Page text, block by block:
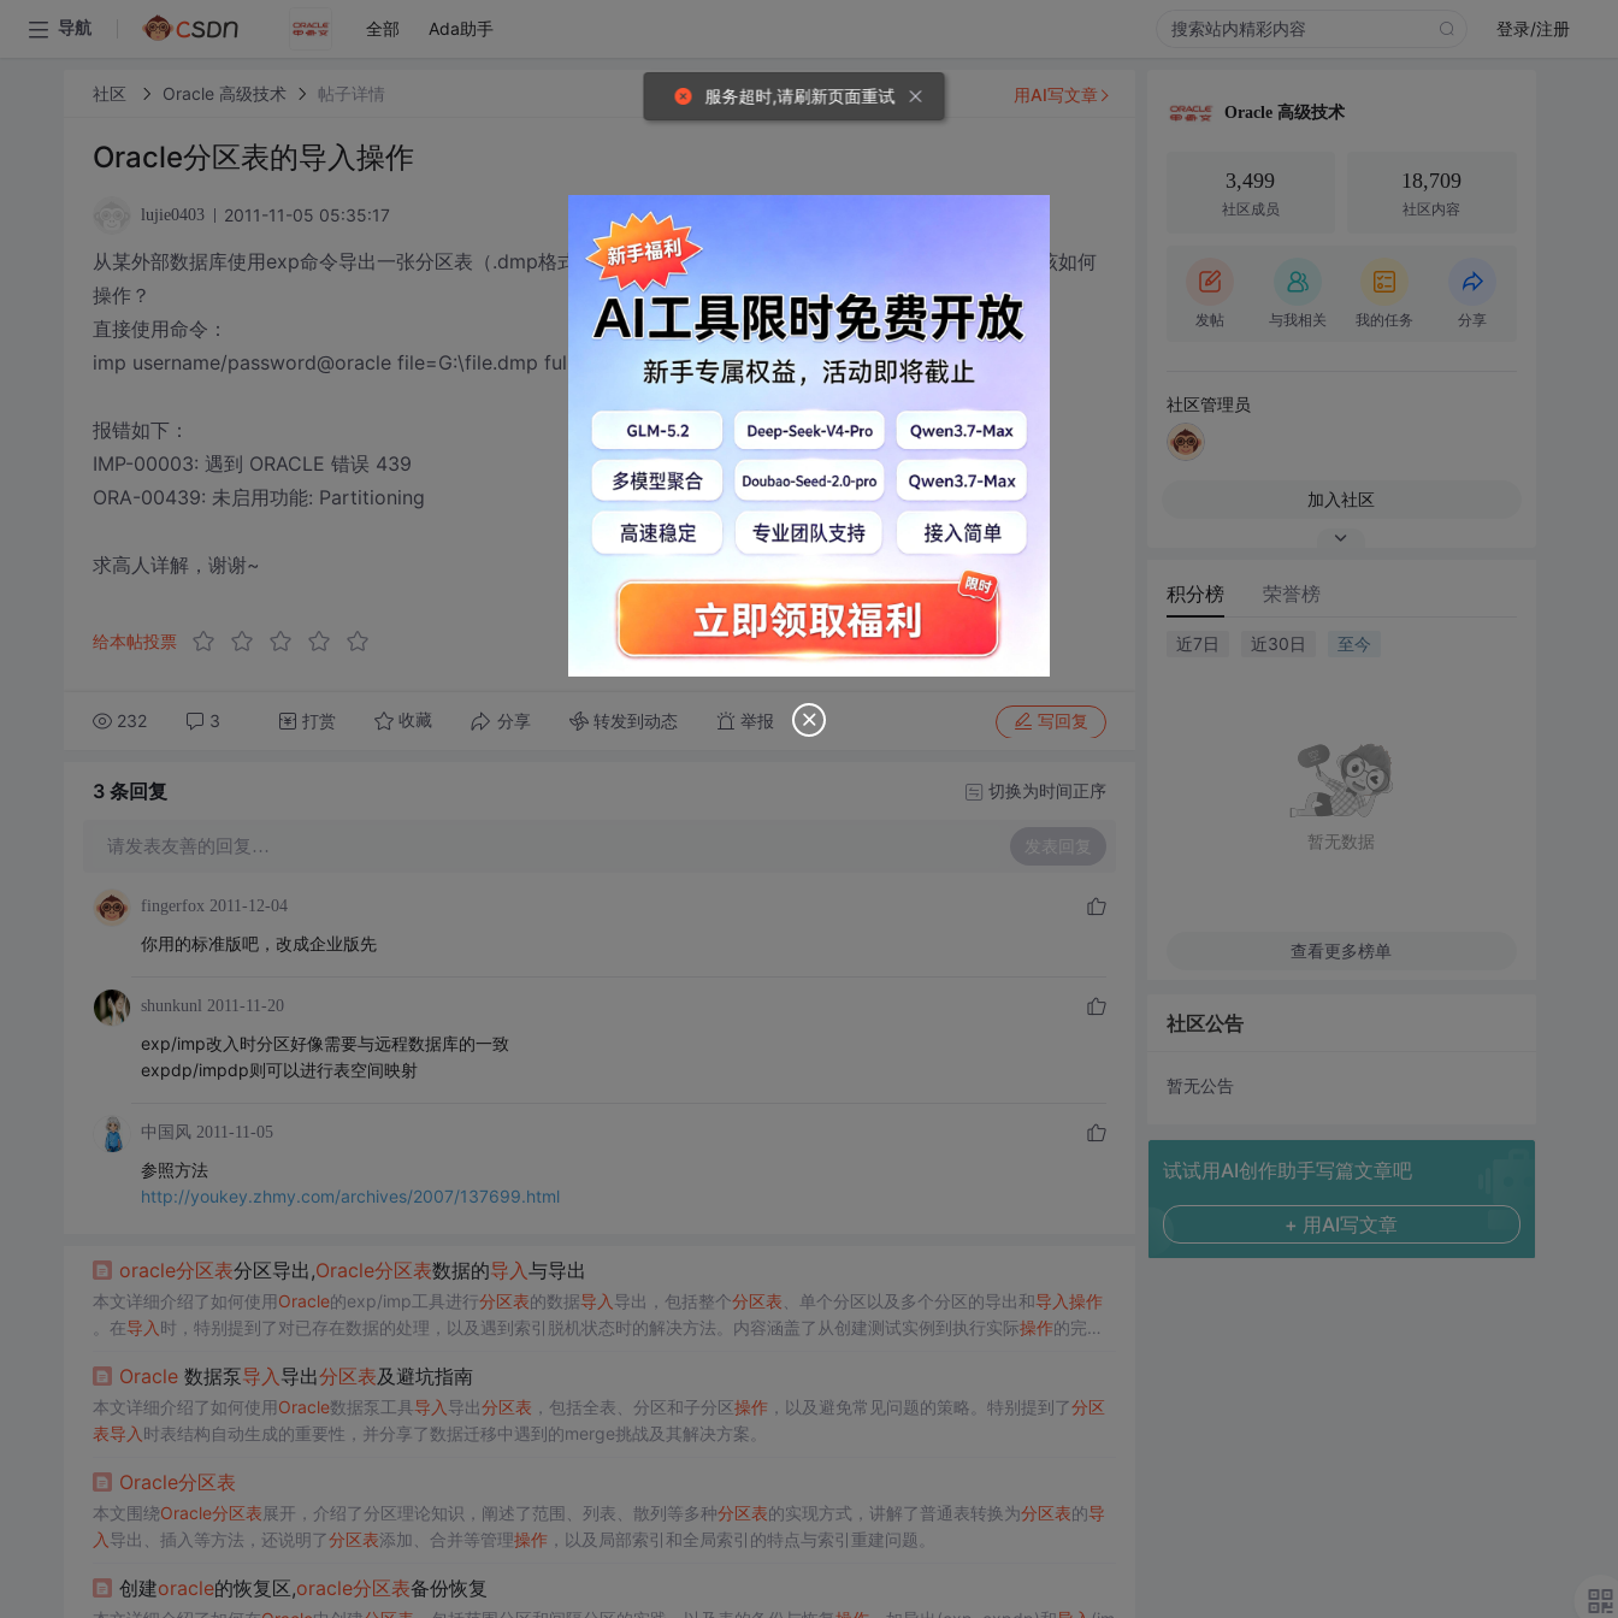
导航 全部 Ada助手 登录/注册
社区 Oracle 高级技术 帖子详情
Oracle分区表的导入操作
lujie0403 2011-11-05 05:35:17
从某外部数据库使用exp命令导出一张分区表（.dmp格式），需要将该表导入另外一个没有建立分区的数据库，该如何
操作？
直接使用命令：
imp username/password@oracle file=G:\file.dmp full=y ignore=y
报错如下：
IMP-00003: 遇到 ORACLE 错误 439
ORA-00439: 未启用功能: Partitioning
求高人详解，谢谢~
给本帖投票
232 3 打赏 收藏 分享 转发到动态 举报 写回复
用AI写文章
3 条回复 切换为时间正序
请发表友善的回复… 发表回复
fingerfox 2011-12-04
你用的标准版吧，改成企业版先
shunkunl 2011-11-20
exp/imp改入时分区好像需要与远程数据库的一致
expdp/impdp则可以进行表空间映射
中国风 2011-11-05
参照方法
http://youkey.zhmy.com/archives/2007/137699.html
oracle分区表分区导出,Oracle分区表数据的导入与导出
本文详细介绍了如何使用Oracle的exp/imp工具进行分区表的数据导入 导出，包括整个分区表 、单个分区以及多个分区的导出和导入操作
。在导入 时，特别提到了对已存在数据的处理，以及遇到索引脱机状态时的解决方法。内容涵盖了从创建测试实例到执行实际操作的完整
Oracle数据泵导入 导出分区表及避坑指南
本文详细介绍了如何使用Oracle数据泵工具导入 导出分区表 ，包括全表、分区和子分区操作，以及避免常见问题的策略。特别提到了分区
表导入 时表结构自动生成的重要性，并分享了数据迁移中遇到的merge挑战及其解决方案。
Oracle分区表
本文围绕Oracle分区表展开，介绍了分区理论知识，阐述了范围、列表、散列等多种分区表的实现方式，讲解了普通表转换为分区表的导
入 导出、插入等方法，还说明了分区表添加、合并等管理操作，以及局部索引和全局索引的特点与索引重建问题。
创建oracle的恢复区,oracle分区表备份恢复
Oracle 高级技术
3,499
社区成员
18,709
社区内容
发帖 与我相关 我的任务 分享
社区管理员
加入社区
积分榜 荣誉榜
近7日 近30日 至今
暂无数据
查看更多榜单
社区公告
暂无公告
试试用AI创作助手写篇文章吧
+ 用AI写文章
服务超时,请刷新页面重试